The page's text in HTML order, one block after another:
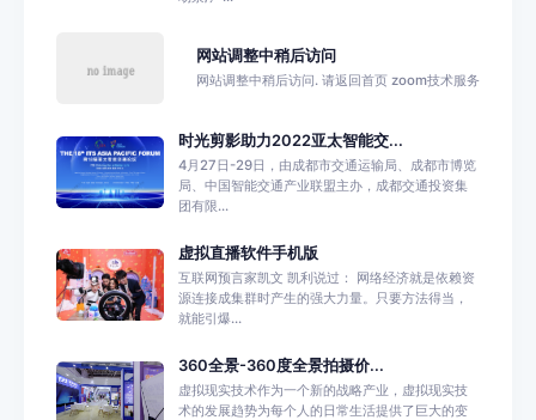
网站调整中稍后访问
网站调整中稍后访问. 请返回首页 zoom技术服务
时光剪影助力2022亚太智能交...
4月27日-29日，由成都市交通运输局、成都市博览
局、中国智能交通产业联盟主办，成都交通投资集
团有限...
虚拟直播软件手机版
互联网预言家凯文 凯利说过： 网络经济就是依赖资
源连接成集群时产生的强大力量。只要方法得当，
就能引爆...
360全景-360度全景拍摄价...
虚拟现实技术作为一个新的战略产业，虚拟现实技
术的发展趋势为每个人的日常生活提供了巨大的变